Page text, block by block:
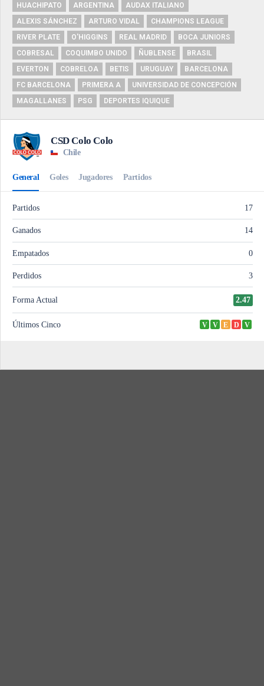
HUACHIPATO
ARGENTINA
AUDAX ITALIANO
ALEXIS SÁNCHEZ
ARTURO VIDAL
CHAMPIONS LEAGUE
RIVER PLATE
O'HIGGINS REAL MADRID
BOCA JUNIORS
COBRESAL
COQUIMBO UNIDO ÑUBLENSE
BRASIL
EVERTON
COBRELOA BETIS URUGUAY
BARCELONA
FC BARCELONA
PRIMERA A
UNIVERSIDAD DE CONCEPCIÓN
MAGALLANES
PSG DEPORTES IQUIQUE